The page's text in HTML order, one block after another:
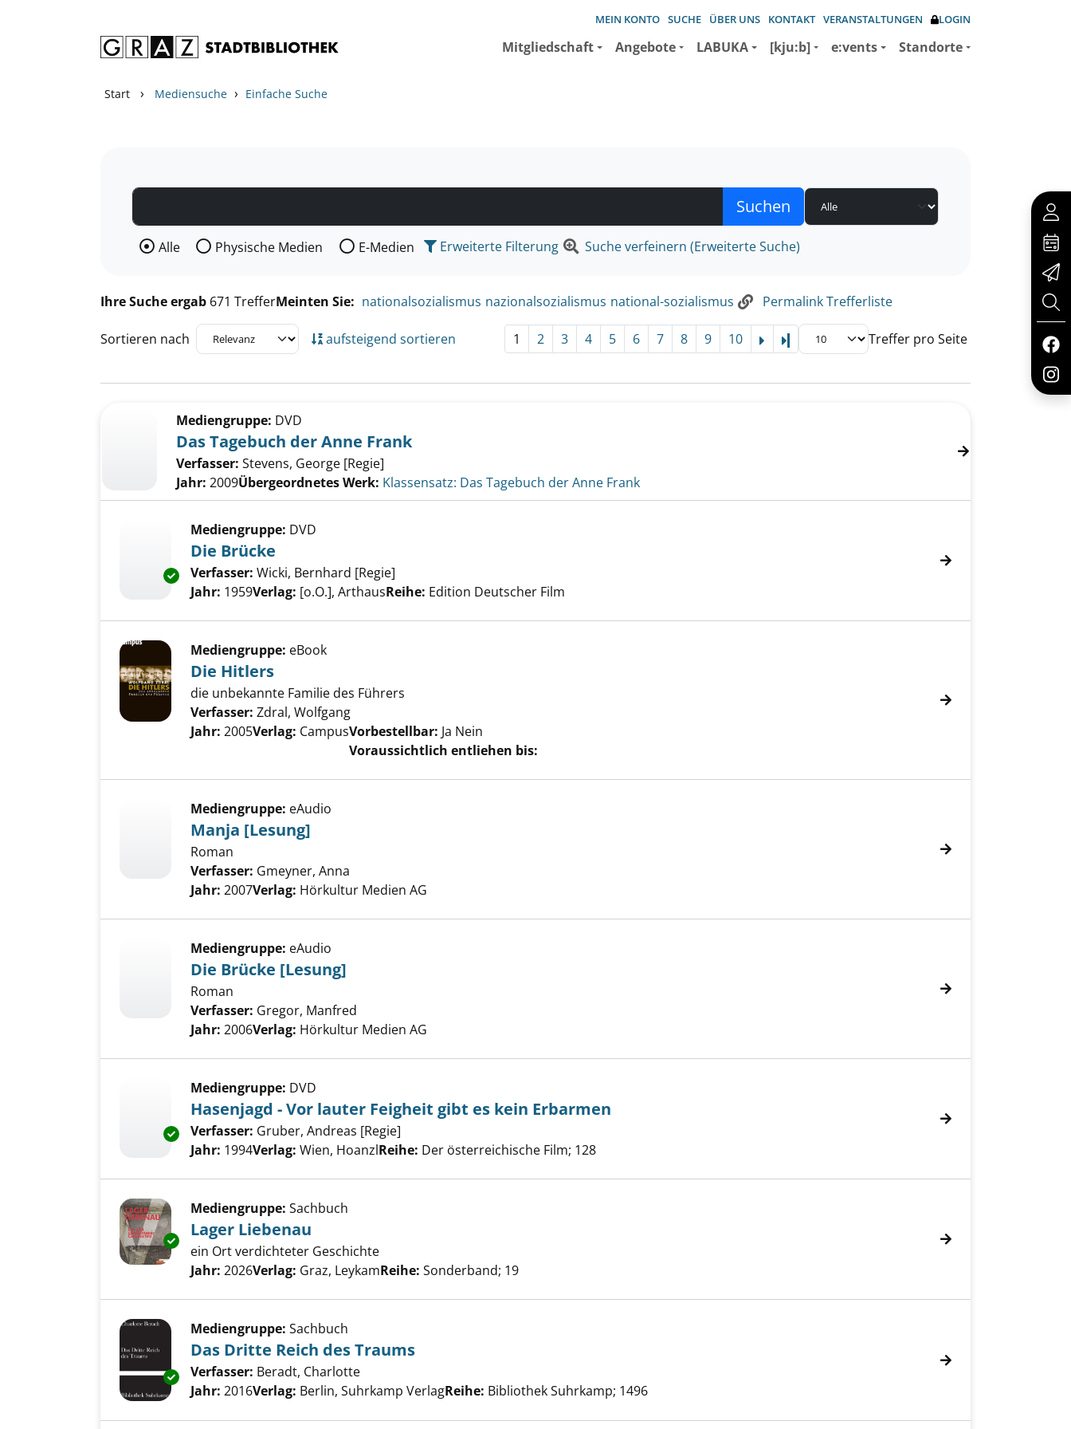
MEIN KONTO SUCHE ÜBER UNS KONTAKT VERANSTALTUNGEN LOGIN
Mitgliedschaft Angebote LABUKA [kju:b] e:vents Standorte
Start › Mediensuche › Einfache Suche
Wählen Sie die Medienart nach der Sie suchen wollen.
Alle Physische Medien E-Medien Erweiterte Filterung Suche verfeinern (Erweiterte Suche)
Ihre Suche ergab 671 TrefferMeinten Sie: nationalsozialismus nazionalsozialismus national-sozialismus Permalink Trefferliste
Sortieren nach aufsteigend sortieren 1 2 3 4 5 6 7 8 9 10 Letzte Seite Treffer pro Seite
Zu den Suchfiltern springen
Mediengruppe: DVD
Das Tagebuch der Anne Frank
Verfasser: Stevens, George [Regie]
Jahr: 2009Übergeordnetes Werk: Klassensatz: Das Tagebuch der Anne Frank
Exemplar-Details von Die Brücke anzeigen
Mediengruppe: DVD
Die Brücke
Verfasser: Wicki, Bernhard [Regie]
Jahr: 1959Verlag: [o.O.], ArthausReihe: Edition Deutscher Film
Mediengruppe: eBook
Die Hitlers
die unbekannte Familie des Führers
Verfasser: Zdral, Wolfgang
Jahr: 2005Verlag: CampusVorbestellbar: Ja Nein
Voraussichtlich entliehen bis:
Mediengruppe: eAudio
Manja [Lesung]
Roman
Verfasser: Gmeyner, Anna
Jahr: 2007Verlag: Hörkultur Medien AG
Mediengruppe: eAudio
Die Brücke [Lesung]
Roman
Verfasser: Gregor, Manfred
Jahr: 2006Verlag: Hörkultur Medien AG
Exemplar-Details von Hasenjagd - Vor lauter Feigheit gibt es kein Erbarmen anzeigen
Mediengruppe: DVD
Hasenjagd - Vor lauter Feigheit gibt es kein Erbarmen
Verfasser: Gruber, Andreas [Regie]
Jahr: 1994Verlag: Wien, HoanzlReihe: Der österreichische Film; 128
Exemplar-Details von Lager Liebenau anzeigen
Mediengruppe: Sachbuch
Lager Liebenau
ein Ort verdichteter Geschichte
Suche nach diesem Verfasser
Jahr: 2026Verlag: Graz, LeykamReihe: Sonderband; 19
Exemplar-Details von Das Dritte Reich des Traums anzeigen
Mediengruppe: Sachbuch
Das Dritte Reich des Traums
Verfasser: Beradt, Charlotte
Jahr: 2016Verlag: Berlin, Suhrkamp VerlagReihe: Bibliothek Suhrkamp; 1496